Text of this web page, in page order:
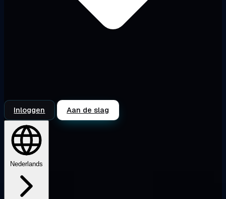
Inloggen Aan de slag
Nederlands